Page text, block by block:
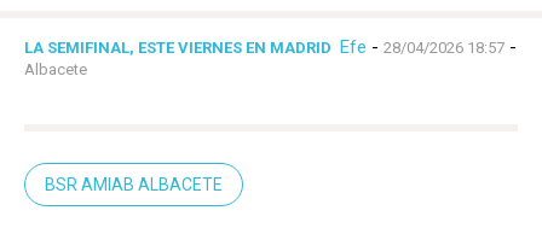
LA SEMIFINAL, ESTE VIERNES EN MADRID Efe - 28/04/2026 18:57 -
Albacete
BSR AMIAB ALBACETE